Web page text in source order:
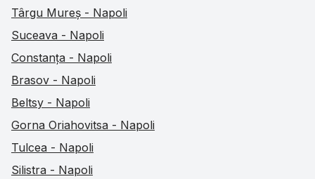
Târgu Mureș - Napoli
Suceava - Napoli
Constanța - Napoli
Brasov - Napoli
Beltsy - Napoli
Gorna Oriahovitsa - Napoli
Tulcea - Napoli
Silistra - Napoli